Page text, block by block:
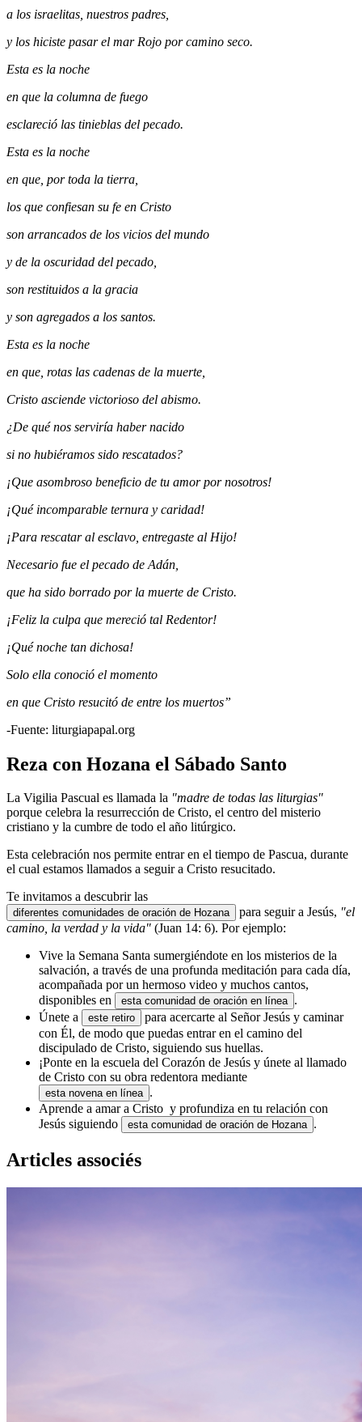
a los israelitas, nuestros padres,
y los hiciste pasar el mar Rojo por camino seco.
Esta es la noche
en que la columna de fuego
esclareció las tinieblas del pecado.
Esta es la noche
en que, por toda la tierra,
los que confiesan su fe en Cristo
son arrancados de los vicios del mundo
y de la oscuridad del pecado,
son restituidos a la gracia
y son agregados a los santos.
Esta es la noche
en que, rotas las cadenas de la muerte,
Cristo asciende victorioso del abismo.
¿De qué nos serviría haber nacido
si no hubiéramos sido rescatados?
¡Que asombroso beneficio de tu amor por nosotros!
¡Qué incomparable ternura y caridad!
¡Para rescatar al esclavo, entregaste al Hijo!
Necesario fue el pecado de Adán,
que ha sido borrado por la muerte de Cristo.
¡Feliz la culpa que mereció tal Redentor!
¡Qué noche tan dichosa!
Solo ella conoció el momento
en que Cristo resucitó de entre los muertos”
-Fuente: liturgiapapal.org
Reza con Hozana el Sábado Santo
La Vigilia Pascual es llamada la "madre de todas las liturgias"
porque celebra la resurrección de Cristo, el centro del misterio
cristiano y la cumbre de todo el año litúrgico.
Esta celebración nos permite entrar en el tiempo de Pascua, durante
el cual estamos llamados a seguir a Cristo resucitado.
Te invitamos a descubrir las
diferentes comunidades de oración de Hozana para seguir a Jesús, "el
camino, la verdad y la vida" (Juan 14: 6). Por ejemplo:
Vive la Semana Santa sumergiéndote en los misterios de la
salvación, a través de una profunda meditación para cada día,
acompañada por un hermoso video y muchos cantos,
disponibles en
esta comunidad de oración en línea .
Únete a
este retiro
para acercarte al Señor Jesús y caminar
con Él, de modo que puedas entrar en el camino del
discipulado de Cristo, siguiendo sus huellas.
¡Ponte en la escuela del Corazón de Jesús y únete al llamado
de Cristo con su obra redentora mediante
esta novena en línea .
Aprende a amar a Cristo y profundiza en tu relación con
Jesús siguiendo
esta comunidad de oración de Hozana .
Articles associés